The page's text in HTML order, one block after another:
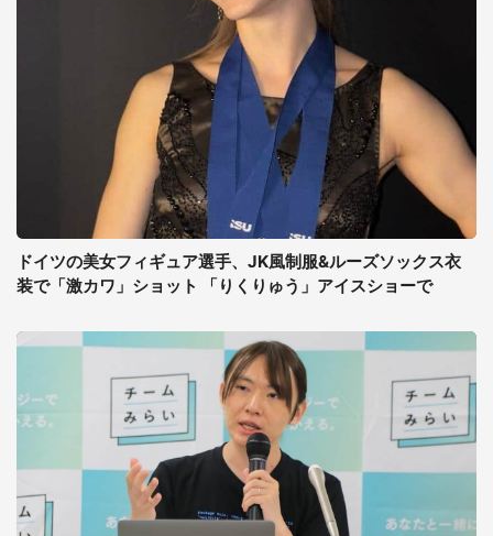
ドイツの美女フィギュア選手、JK風制服&ルーズソックス衣
装で「激カワ」ショット 「りくりゅう」アイスショーで